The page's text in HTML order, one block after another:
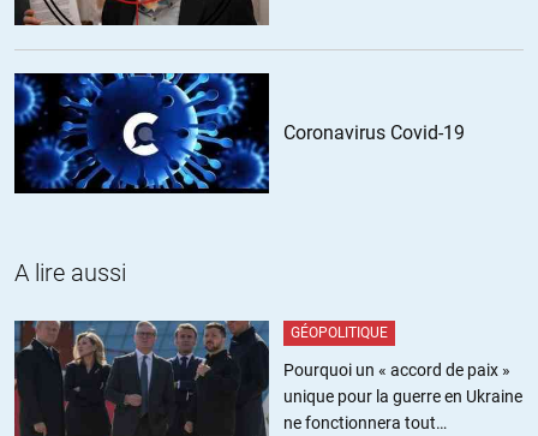
Liban et Palestine »
d’investir/d’arbitrer le Moyen-Orient, un acteur qui notoirement ne
joue pas double-jeu, donc crédible, qui plus est, adossé à la Chine,
première économie mondiale.
Et dieu sait (ou Allah) si le monde chaotique créé par l’Empire a
besoin de crédibilité pour ré-instaurer la confiance, c’est-à-dire paix
Certes, cela ne se fera pas sans remous et résistances, mais le
lâchera rien aux prochaines élections russes.
+5 ALERTER
Coronavirus Covid-19
A lire aussi
GÉOPOLITIQUE
Pourquoi un « accord de paix »
unique pour la guerre en Ukraine
ne fonctionnera tout